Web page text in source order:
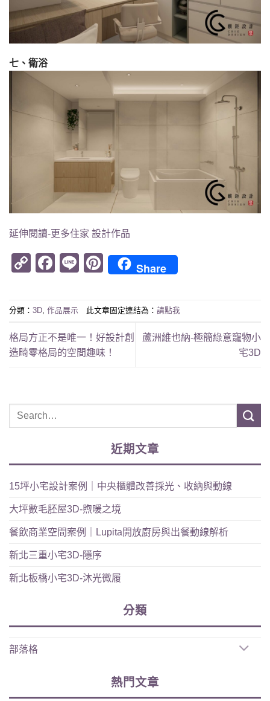
七、衛浴
延伸閱讀-更多住家 設計作品
CopyFacebook
LinePinterest
Share
分類： 3D 作品展示 此文章固定連結為： 請點我
格局方正不是唯一！好設計創
造畸零格局的空間趣味！
蘆洲維也納-極簡綠意寵物小
宅3D
近期文章
15坪小宅設計案例｜中央櫃體改善採光、收納與動線
大坪數毛胚屋3D-煦暖之境
餐飲商業空間案例｜Lupita開放廚房與出餐動線解析
新北三重小宅3D-隱序
新北板橋小宅3D-沐光微履
分類
部落格
熱門文章